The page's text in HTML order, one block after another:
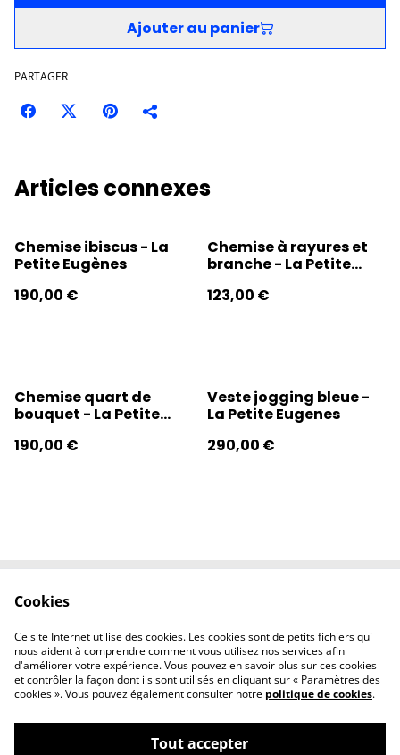
Ajouter au panier
PARTAGER
Articles connexes
Chemise ibiscus - La
Petite Eugènes
190,00 €
Chemise à rayures et
branche - La Petite
123,00 €
Chemise quart de
bouquet - La Petite
190,00 €
Veste jogging bleue -
La Petite Eugenes
290,00 €
Contactez-nous
Politique de
confidentialité
Politique de
cookies
Cookies
Ce site Internet utilise des cookies. Les cookies sont de petits fichiers qui
nous aident à comprendre comment vous utilisez nos services afin
d'améliorer votre expérience. Vous pouvez en savoir plus sur ces cookies
et contrôler la façon dont ils sont utilisés en cliquant sur « Paramètres des
cookies ». Vous pouvez également consulter notre politique de cookies.
Tout accepter